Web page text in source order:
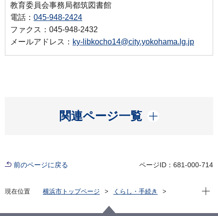
教育委員会事務局都筑図書館
電話： 045-948-2424
ファクス：045-948-2432
メールアドレス： ky-libkocho14@city.yokohama.lg.jp
関連ページ一覧
開く
前のページに戻る ページID：681-000-714
現在位置 横浜市トップページ
くらし・手続き
都筑図書館のイベント
現在